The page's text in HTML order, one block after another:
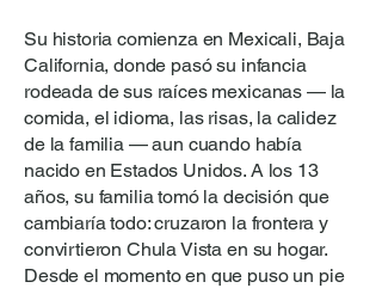
Su historia comienza en Mexicali, Baja
California, donde pasó su infancia
rodeada de sus raíces mexicanas — la
comida, el idioma, las risas, la calidez
de la familia — aun cuando había
nacido en Estados Unidos. A los 13
años, su familia tomó la decisión que
cambiaría todo: cruzaron la frontera y
convirtieron Chula Vista en su hogar.
Desde el momento en que puso un pie